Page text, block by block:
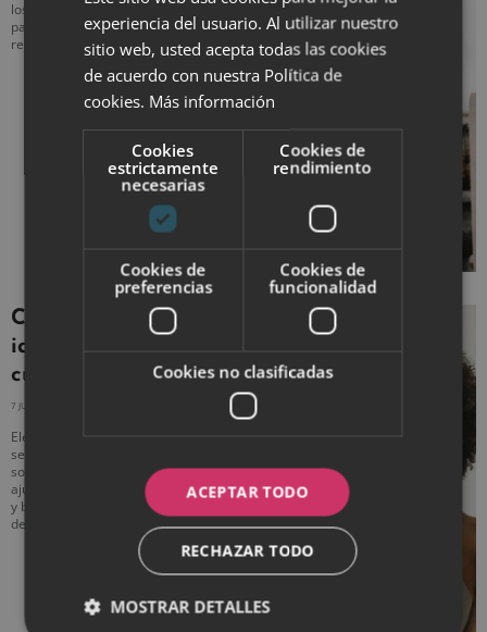
los años 60 y 70. Este estilo es perfecto
para quienes desean una apariencia
relajada
Cómo elegir el sujetador
ideal según tu tipo de
cuerpo
7 JULIO, 2025
Elegir el sujetador ideal es esencial para
sentirte cómoda y segura en tu ropa. No
solo se trata de encontrar un buen
ajuste, sino también de realzar tu figura
y brindarte soporte adecuado. Cada tipo
de cuerpo tiene
experiencia del usuario. Al utilizar nuestro
sitio web, usted acepta todas las cookies
de acuerdo con nuestra Política de
cookies. Más información
Cookies
estrictamente
necesarias
Cookies de
rendimiento
Cookies de
preferencias
Cookies de
funcionalidad
Cookies no clasificadas
ACEPTAR TODO
RECHAZAR TODO
MOSTRAR DETALLES